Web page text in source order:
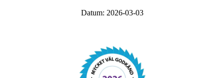
Datum: 2026-03-03